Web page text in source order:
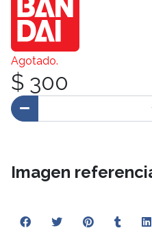
Agotado.
$ 300
Imagen